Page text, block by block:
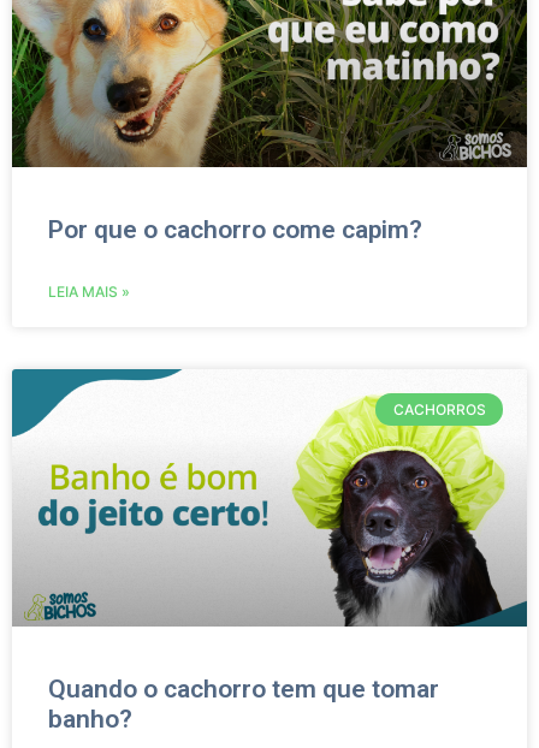
Por que o cachorro come capim?
LEIA MAIS »
CACHORROS
Quando o cachorro tem que tomar
banho?